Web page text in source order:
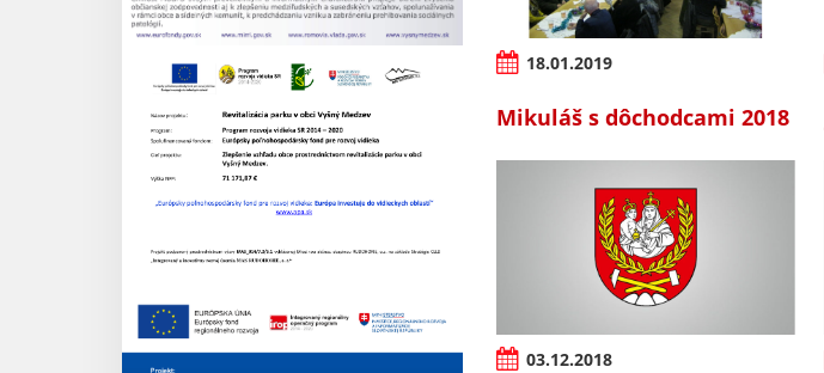
18.01.2019
Mikuláš s dôchodcami 2018
03.12.2018